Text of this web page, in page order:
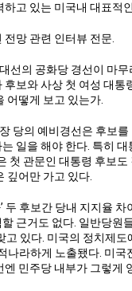
고 있는 미국내 대표적
망 관련 인터뷰 전문.
선의 공화당 경선이 마
보와 사상 첫 여성 대
어떻게 보고 있는가.
당의 예비경선은 후보
일을 해야 한다. 특히
첫 관문인 대통령 후보
깊어만 가고 있다.
’ 두 후보간 당내 지지율
근거도 없다. 일반당원
고 있다. 미국의 정치제
나라하게 노출됐다. 미
민주당 내부가 그렇게